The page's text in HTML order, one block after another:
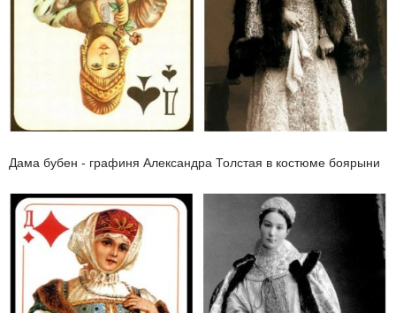
Дама бубен - графиня Александра Толстая в костюме боярыни